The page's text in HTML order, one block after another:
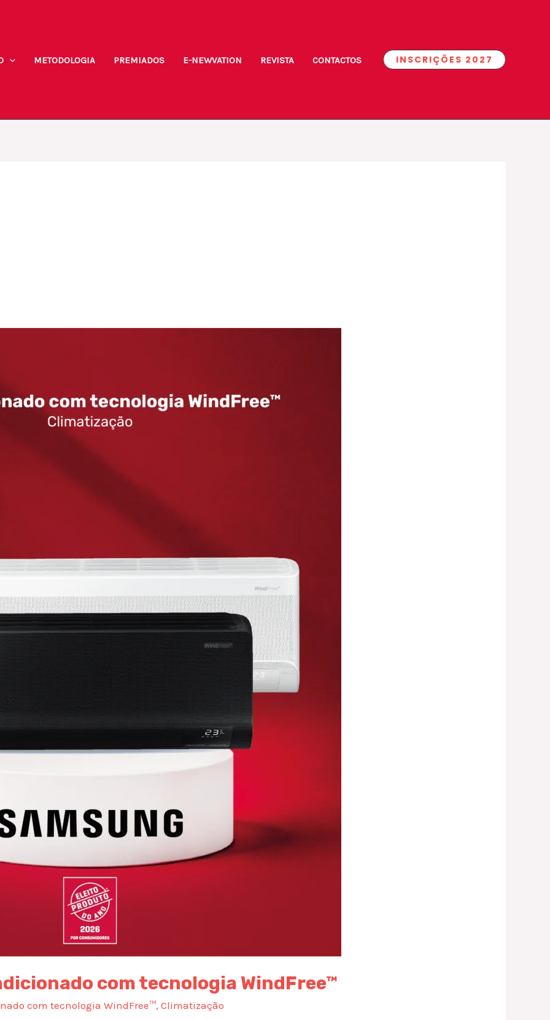
METODOLOGIA PREMIADOS E-NEWVATION REVISTA CONTACTOS INSCRIÇÕES 2027
com tecnologia WindFree™
com tecnologia WindFree™,Climatização